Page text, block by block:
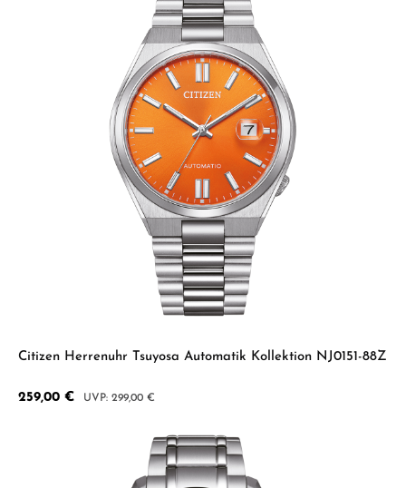
Citizen Herrenuhr Tsuyosa Automatik Kollektion NJ0151-88Z
Verkaufspreis:
259,00 € Regulärer Preis:
299,00 €